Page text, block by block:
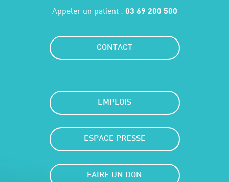
Appeler un patient : 03 69 200 500
CONTACT
EMPLOIS
ESPACE PRESSE
FAIRE UN DON